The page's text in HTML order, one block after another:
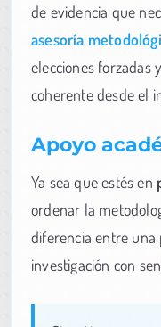
de evidencia que
asesoría
elecciones forzadas
coherente desde el
Apoyo
Ya sea que estés en
ordenar la
diferencia entre
investigación con